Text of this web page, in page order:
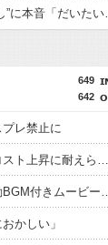
【悲報】有吉弘行、居
649
642
プレ禁止に
高市政権に媚びてきた産経新聞、コスト上昇に耐えられず東北6県撤退を発表
首相官邸、高市首相熊本訪問の感動BGM
かしい」